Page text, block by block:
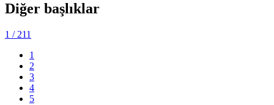
Diğer başlıklar
1 / 211
1
2
3
4
5